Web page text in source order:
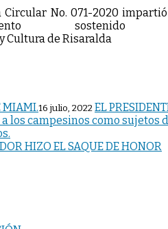
No. 071-2020
sostenido
16 julio, 2022EL
HIZO EL SAQUE DE HONOR